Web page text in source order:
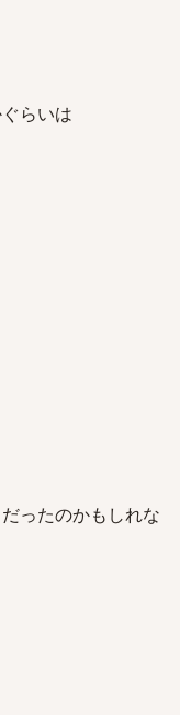
らいは
ったのかもしれな